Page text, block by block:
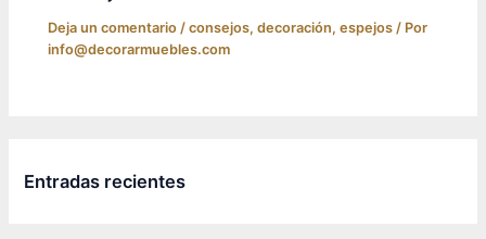
Deja un comentario /consejos,decoración,espejos / Por
info@decorarmuebles.com
Entradas recientes